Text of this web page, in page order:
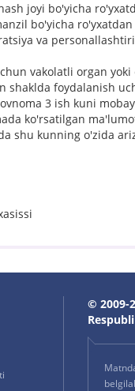
joyi bo'yicha
bo'yicha
va
vakolatli organ
shaklda foydalanish
3 ish kuni
ko'rsatilgan
shu kunning o'zida
© 2009-